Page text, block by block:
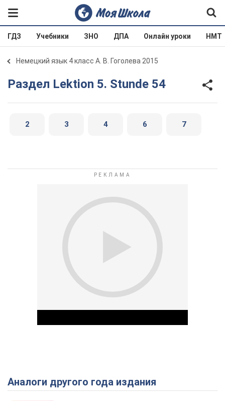
ГДЗ Учебники ЗНО ДПА Онлайн уроки НМТ
Немецкий язык 4 класс А. В. Гоголева 2015
Раздел Lektion 5. Stunde 54
2 3 4 6 7
Play Video
Аналоги другого года издания